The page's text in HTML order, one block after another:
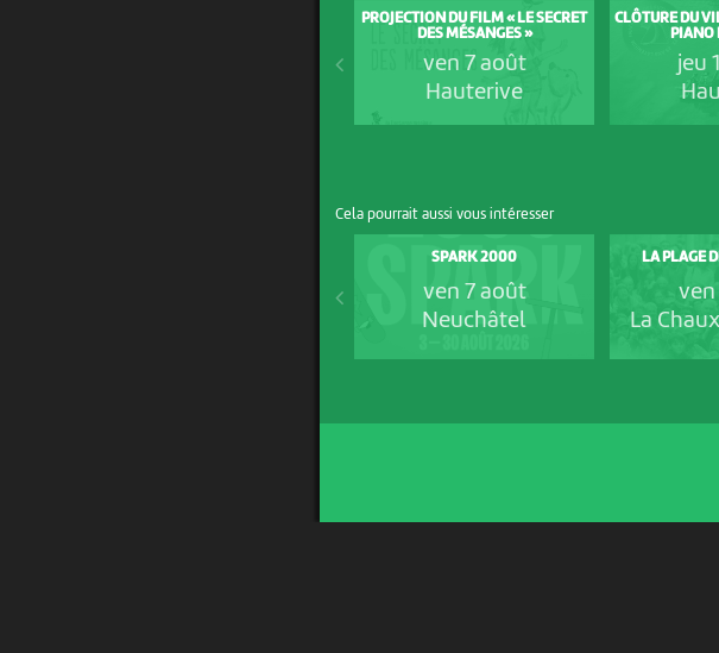
PROJECTION DU FILM « LE SECRET
DES MÉSANGES »
ven 7 août
Hauterive
CLÔTURE DU
PIANO
jeu
Cela pourrait aussi vous intéresser
SPARK 2000
ven 7 août
Neuchâtel
LA PLAGE
ven
La